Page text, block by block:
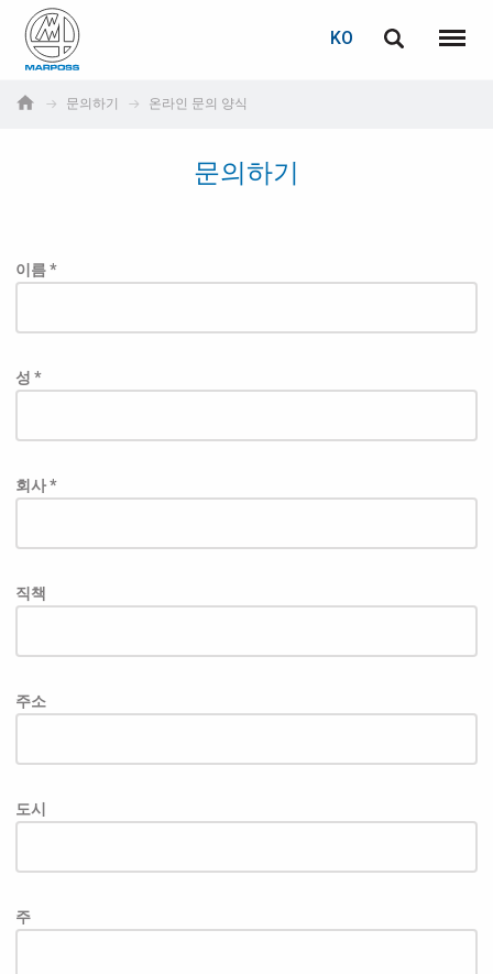
S.p.A.
KO
메뉴
문의하기 온라인 문의 양식
문의하기
이름 *
성 *
회사 *
직책
주소
도시
주
Deutsch
로그인
아직 등록하지 않으셨다면, 지금 무료로 등록하실 수 있습니다!